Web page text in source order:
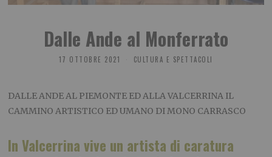
Dalle Ande al Monferrato
17 OTTOBRE 2021 CULTURA E SPETTACOLI
DALLE ANDE AL PIEMONTE ED ALLA VALCERRINA IL
CAMMINO ARTISTICO ED UMANO DI MONO CARRASCO
In Valcerrina vive un artista di caratura